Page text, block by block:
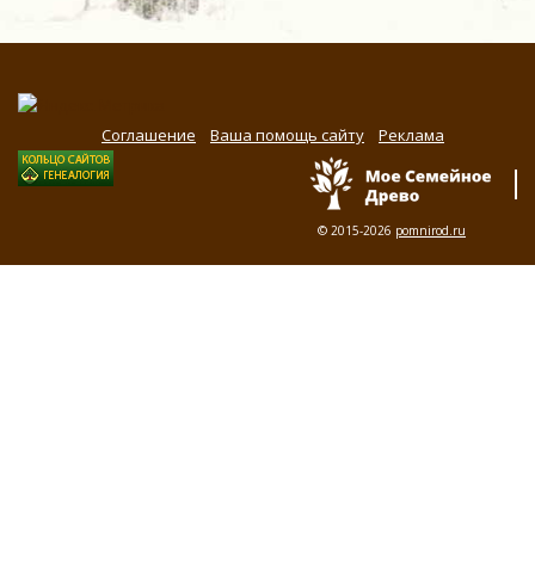
Соглашение Ваша помощь сайту Реклама
© 2015-2026 pomnirod.ru